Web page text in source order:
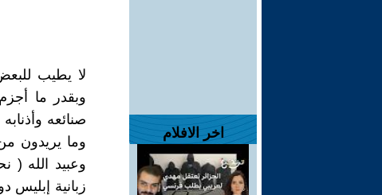
اخر الافلام
لا يطيب
وبقدر ما
صنائعه
وما يريدون
وعبيد الله (
زبانية إبليس